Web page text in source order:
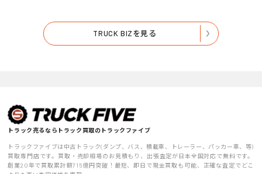
TRUCK BIZを見る
トラック売るならトラック買取のトラックファイブ
トラックファイブは中古トラック(ダンプ、バス、積載車、トレーラー、パッカー車、等)
買取専門店です。買取・売却相場のお見積もり、出張査定が日本全国対応で無料です。
創業20年で買取累計額715億円突破！最短、即日で現金買取も可能、正確な査定でどこ